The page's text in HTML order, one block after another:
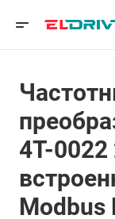
4T-0022
Modbus